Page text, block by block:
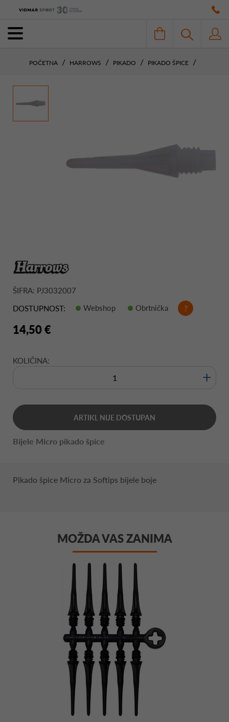
POČETNA HARROWS PIKADO PIKADO ŠPICE
ŠIFRA: PJ3032007
DOSTUPNOST:
Webshop Obrtnička ?
14,50 €
KOLIČINA:
+
ARTIKL NIJE DOSTUPAN
Bijele Micro pikado špice
Pikado špice Micro za Softips bijele boje
MOŽDA VAS ZANIMA